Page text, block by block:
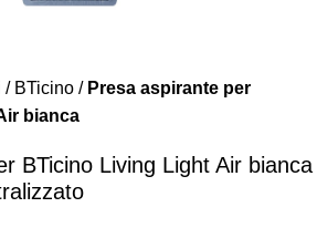
/ BTicino / Presa aspirante per
bianca
BTicino Living Light Air bianca